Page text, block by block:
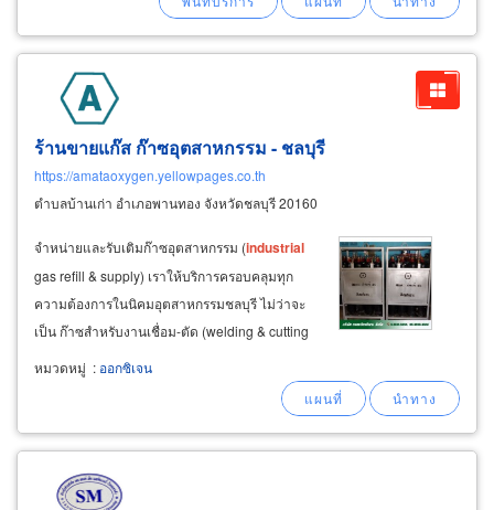
ร้านขายแก๊ส ก๊าซอุตสาหกรรม - ชลบุรี
https://amataoxygen.yellowpages.co.th
ตำบลบ้านเก่า อำเภอพานทอง จังหวัดชลบุรี 20160
จำหน่ายและรับเติมก๊าซอุตสาหกรรม (industrial
gas refill & supply) เราให้บริการครอบคลุมทุก
ความต้องการในนิคมอุตสาหกรรมชลบุรี ไม่ว่าจะ
เป็น ก๊าซสำหรับงานเชื่อม-ตัด (welding & cutting
gases): มีครบทั้งออกซิเจน อะเซทิลีน และ lpg
พร้อมวาล์วและเกจวัดแรงดันคุณภาพสูง ก๊าซเฉื่อย
หมวดหมู่ : ออกซิเจน